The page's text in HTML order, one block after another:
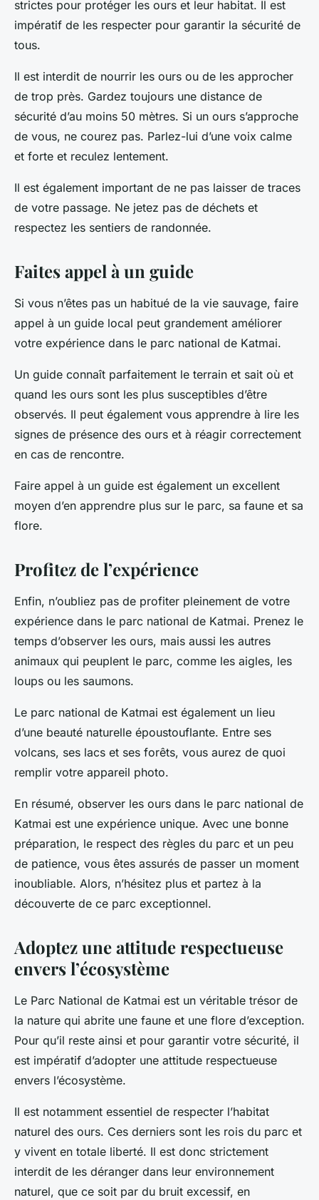
strictes pour protéger les ours et leur habitat. Il est
impératif de les respecter pour garantir la sécurité de
tous.
Il est interdit de nourrir les ours ou de les approcher
de trop près. Gardez toujours une distance de
sécurité d’au moins 50 mètres. Si un ours s’approche
de vous, ne courez pas. Parlez-lui d’une voix calme
et forte et reculez lentement.
Il est également important de ne pas laisser de traces
de votre passage. Ne jetez pas de déchets et
respectez les sentiers de randonnée.
Faites appel à un guide
Si vous n’êtes pas un habitué de la vie sauvage, faire
appel à un guide local peut grandement améliorer
votre expérience dans le parc national de Katmai.
Un guide connaît parfaitement le terrain et sait où et
quand les ours sont les plus susceptibles d’être
observés. Il peut également vous apprendre à lire les
signes de présence des ours et à réagir correctement
en cas de rencontre.
Faire appel à un guide est également un excellent
moyen d’en apprendre plus sur le parc, sa faune et sa
flore.
Profitez de l’expérience
Enfin, n’oubliez pas de profiter pleinement de votre
expérience dans le parc national de Katmai. Prenez le
temps d’observer les ours, mais aussi les autres
animaux qui peuplent le parc, comme les aigles, les
loups ou les saumons.
Le parc national de Katmai est également un lieu
d’une beauté naturelle époustouflante. Entre ses
volcans, ses lacs et ses forêts, vous aurez de quoi
remplir votre appareil photo.
En résumé, observer les ours dans le parc national de
Katmai est une expérience unique. Avec une bonne
préparation, le respect des règles du parc et un peu
de patience, vous êtes assurés de passer un moment
inoubliable. Alors, n’hésitez plus et partez à la
découverte de ce parc exceptionnel.
Adoptez une attitude respectueuse
envers l’écosystème
Le Parc National de Katmai est un véritable trésor de
la nature qui abrite une faune et une flore d’exception.
Pour qu’il reste ainsi et pour garantir votre sécurité, il
est impératif d’adopter une attitude respectueuse
envers l’écosystème.
Il est notamment essentiel de respecter l’habitat
naturel des ours. Ces derniers sont les rois du parc et
y vivent en totale liberté. Il est donc strictement
interdit de les déranger dans leur environnement
naturel, que ce soit par du bruit excessif, en